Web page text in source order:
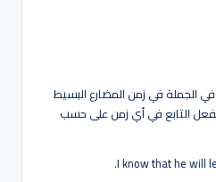
الجملة في زمن المضارع البسيط
التابع في أي زمن على حسب
I know that he will